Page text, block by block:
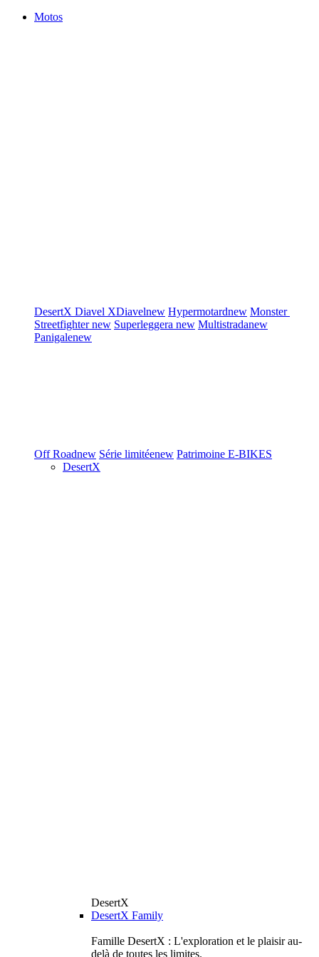
Motos
DesertX Diavel XDiavelnew Hypermotardnew Monster
Streetfighternew Superleggera new Multistradanew
Panigalenew
Off Roadnew Série limitéenew Patrimoine E-BIKES
DesertX
DesertX
DesertX Family
Famille DesertX : L'exploration et le plaisir au-
delà de toutes les limites.